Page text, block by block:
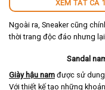
XEM TẤT CẢ
Ngoài ra, Sneaker cũng
thời trang độc đáo nhưng
Sandal
Giày hậu nam được sử dung
Với thiết kế tạo những